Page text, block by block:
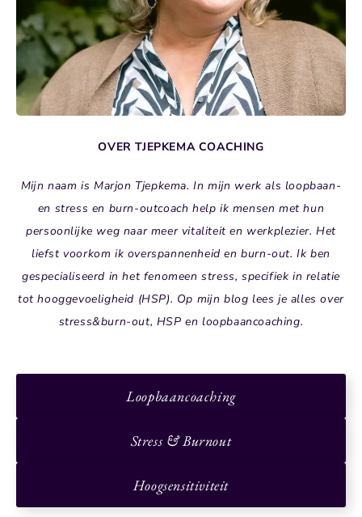
OVER TJEPKEMA COACHING
Mijn naam is Marjon Tjepkema. In mijn werk als loopbaan-
en stress en burn-outcoach help ik mensen met hun
persoonlijke weg naar meer vitaliteit en werkplezier. Het
liefst voorkom ik overspannenheid en burn-out. Ik ben
gespecialiseerd in het fenomeen stress, specifiek in relatie
tot hooggevoeligheid (HSP). Op mijn blog lees je alles over
stress&burn-out, HSP en loopbaancoaching.
Loopbaancoaching
Stress & Burnout
Hoogsensitiviteit